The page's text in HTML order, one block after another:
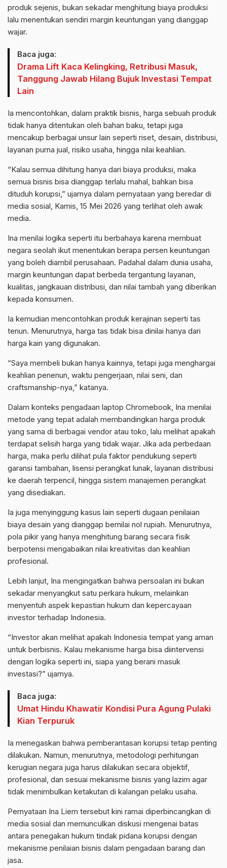
produk sejenis, bukan sekadar menghitung biaya produksi
lalu menentukan sendiri margin keuntungan yang dianggap
wajar.
Baca juga:
Drama Lift Kaca Kelingking, Retribusi Masuk,
Tanggung Jawab Hilang Bujuk Investasi Tempat
Lain
Ia mencontohkan, dalam praktik bisnis, harga sebuah produk
tidak hanya ditentukan oleh bahan baku, tetapi juga
mencakup berbagai unsur lain seperti riset, desain, distribusi,
layanan purna jual, risiko usaha, hingga nilai keahlian.
“Kalau semua dihitung hanya dari biaya produksi, maka
semua bisnis bisa dianggap terlalu mahal, bahkan bisa
dituduh korupsi,” ujarnya dalam pernyataan yang beredar di
media sosial, Kamis, 15 Mei 2026 yang terlihat oleh awak
media.
Ina menilai logika seperti itu berbahaya karena membuat
negara seolah ikut menentukan berapa persen keuntungan
yang boleh diambil perusahaan. Padahal dalam dunia usaha,
margin keuntungan dapat berbeda tergantung layanan,
kualitas, jangkauan distribusi, dan nilai tambah yang diberikan
kepada konsumen.
Ia kemudian mencontohkan produk kerajinan seperti tas
tenun. Menurutnya, harga tas tidak bisa dinilai hanya dari
harga kain yang digunakan.
“Saya membeli bukan hanya kainnya, tetapi juga menghargai
keahlian penenun, waktu pengerjaan, nilai seni, dan
craftsmanship-nya,” katanya.
Dalam konteks pengadaan laptop Chromebook, Ina menilai
metode yang tepat adalah membandingkan harga produk
yang sama di berbagai vendor atau toko, lalu melihat apakah
terdapat selisih harga yang tidak wajar. Jika ada perbedaan
harga, maka perlu dilihat pula faktor pendukung seperti
garansi tambahan, lisensi perangkat lunak, layanan distribusi
ke daerah terpencil, hingga sistem manajemen perangkat
yang disediakan.
Ia juga menyinggung kasus lain seperti dugaan penilaian
biaya desain yang dianggap bernilai nol rupiah. Menurutnya,
pola pikir yang hanya menghitung barang secara fisik
berpotensi mengabaikan nilai kreativitas dan keahlian
profesional.
Lebih lanjut, Ina mengingatkan bahwa persoalan ini bukan
sekadar menyangkut satu perkara hukum, melainkan
menyentuh aspek kepastian hukum dan kepercayaan
investor terhadap Indonesia.
“Investor akan melihat apakah Indonesia tempat yang aman
untuk berbisnis. Kalau mekanisme harga bisa diintervensi
dengan logika seperti ini, siapa yang berani masuk
investasi?” ujarnya.
Baca juga:
Umat Hindu Khawatir Kondisi Pura Agung Pulaki
Kian Terpuruk
Ia menegaskan bahwa pemberantasan korupsi tetap penting
dilakukan. Namun, menurutnya, metodologi perhitungan
kerugian negara juga harus dilakukan secara objektif,
profesional, dan sesuai mekanisme bisnis yang lazim agar
tidak menimbulkan ketakutan di kalangan pelaku usaha.
Pernyataan Ina Liem tersebut kini ramai diperbincangkan di
media sosial dan memunculkan diskusi mengenai batas
antara penegakan hukum tindak pidana korupsi dengan
mekanisme penilaian bisnis dalam pengadaan barang dan
jasa.